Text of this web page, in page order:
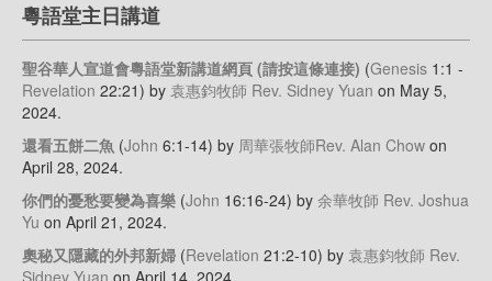
粵語堂主日講道
聖谷華人宣道會粵語堂新講道網頁 (請按這條連接) (Genesis 1:1 -
Revelation 22:21) by 袁惠鈞牧師 Rev. Sidney Yuan on May 5,
2024.
還看五餅二魚 (John 6:1-14) by 周華張牧師Rev. Alan Chow on
April 28, 2024.
你們的憂愁要變為喜樂 (John 16:16-24) by 余華牧師 Rev. Joshua
Yu on April 21, 2024.
奧秘又隱藏的外邦新婦 (Revelation 21:2-10) by 袁惠鈞牧師 Rev.